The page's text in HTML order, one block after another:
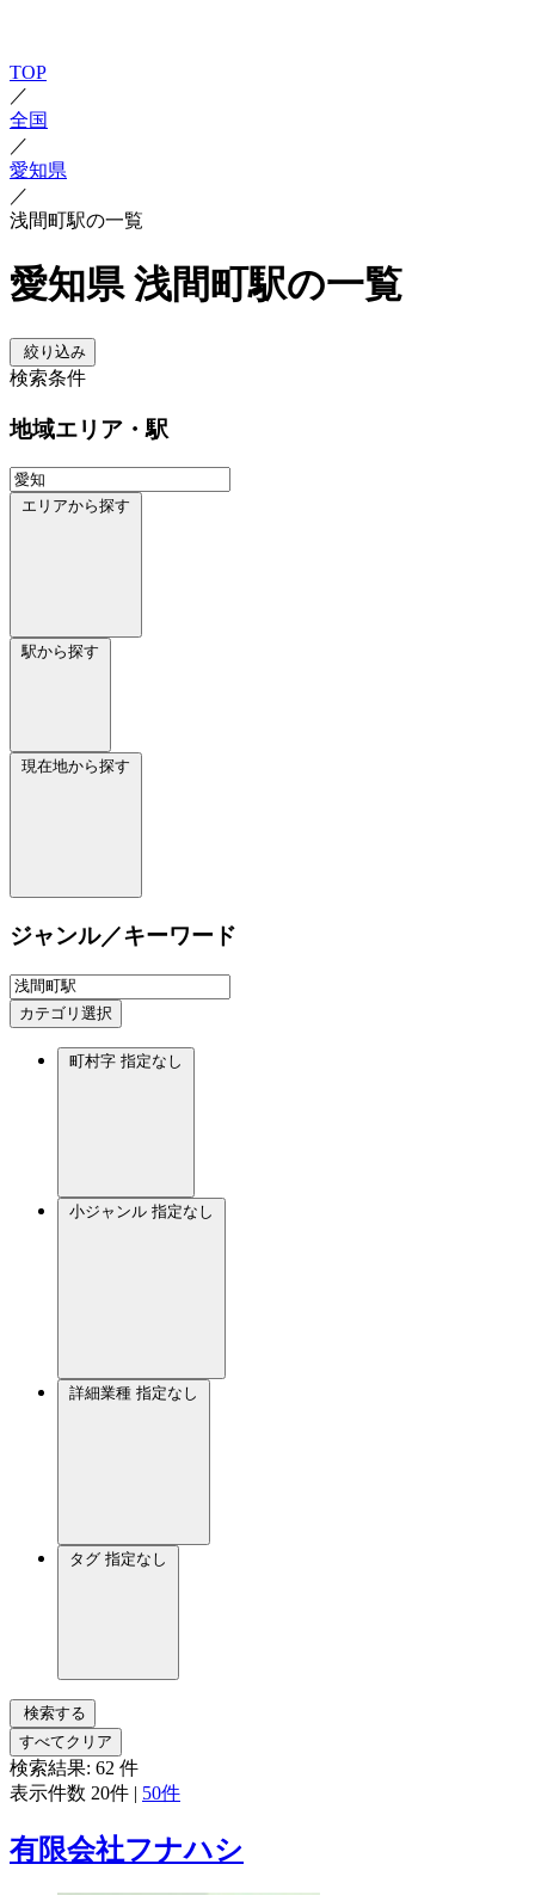
TOP
／
全国
／
愛知県
／
浅間町駅の一覧
愛知県 浅間町駅の一覧
絞り込み
検索条件
地域エリア・駅
エリアから探す
駅から探す
現在地から探す
ジャンル／キーワード
カテゴリ選択
町村字 指定なし
小ジャンル 指定なし
詳細業種 指定なし
タグ 指定なし
検索する
すべてクリア
検索結果: 62 件
表示件数 20件 | 50件
有限会社フナハシ